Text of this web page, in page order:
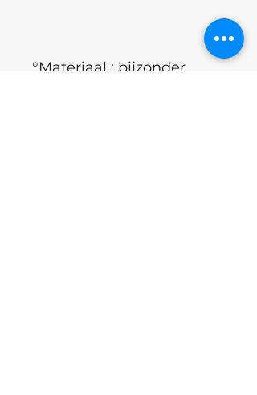
°Materiaal : bijzonder